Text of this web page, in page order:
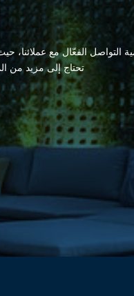
الفعّال مع عملائنا،
تحتاج إلى مزيد من